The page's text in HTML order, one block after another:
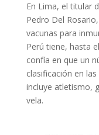
En Lima, el titular
Pedro Del
vacunas para
Perú tiene, hasta
confía en que un
clasificación en
incluye atletismo,
vela.